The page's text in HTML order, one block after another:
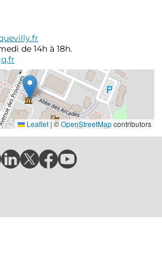
de 14h à 18h.
Leaflet |©OpenStreetMapcontributors
Compte
LinkedIn
Rouen
Compte
X
Rouen
Page
Facebook
Rouen
Page
YouTube
Rouen